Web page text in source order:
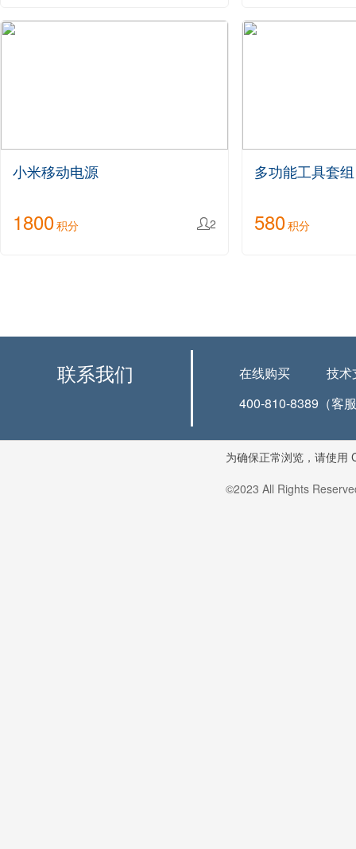
小米移动电源
1800积分 2
多功能工具套组
580积分
联系我们 在线购买
技术
400-810-8389（客
为确保正常浏览，请使用
©2023 All Rights